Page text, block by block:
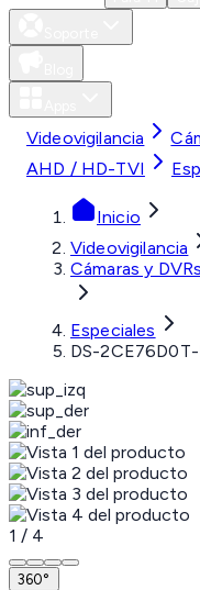
Videovigilancia
AHD / HD-TVI
Inicio
Videovigilancia
Cámaras y
Especiales
DS-2CE76D0T-
1 / 4
360°